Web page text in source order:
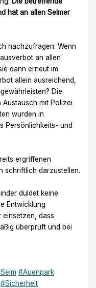
hat an allen Selmer
nachzufragen: Wenn
an allen
dann erneut im
allein ausreichend,
Die
mit Polizei
wurden in
Persönlichkeits- und
ergriffenen
schriftlich darzustellen.
duldet keine
Entwicklung
einsetzen, dass
überprüft und bei
#Auenpark
#Sicherheit